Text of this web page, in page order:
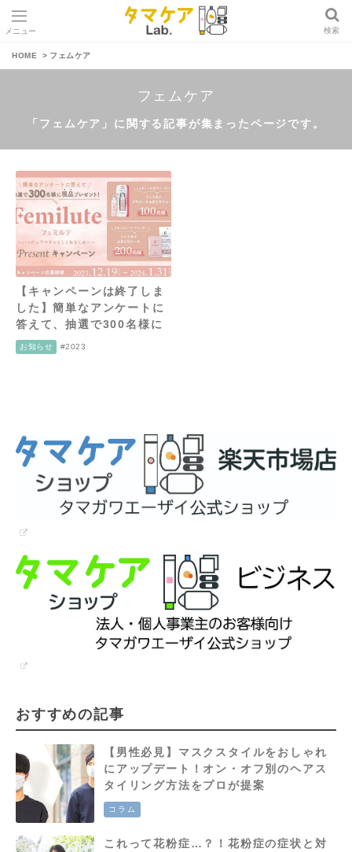
メニュー 検索
HOME
タ
マ
a
フェムケア
フェムケア
「フェムケア」に関する記事が集まったページです。
【キャンペーンは終了しま
した】簡単なアンケートに
答えて、抽選で300名様に
フェミルテ現品プレゼン
ト！Femilute（フェミル
お知らせ #2023
おすすめの記事
【男性必見】マスクスタイルをおしゃれ
にアップデート！オン・オフ別のヘアス
タイリング方法をプロが提案
コラム
これって花粉症…？！花粉症の症状と対